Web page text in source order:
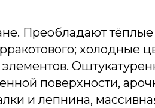
Преобладают тёплые
холодные
поверхности,
и лепнина,